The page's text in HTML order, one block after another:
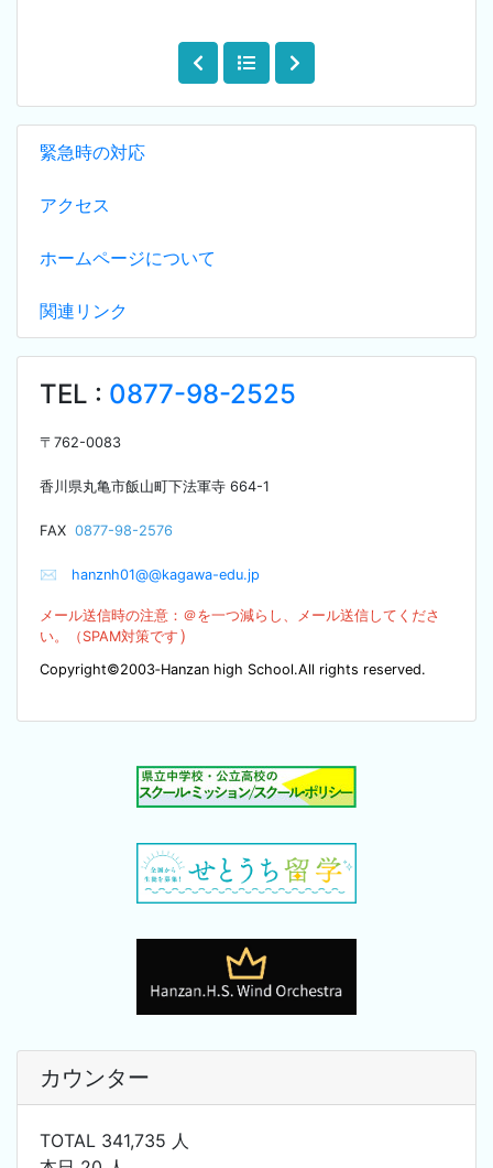
緊急時の対応
アクセス
ホームページについて
関連リンク
TEL : 0877-98-2525
〒 762-0083
香川県丸亀市飯山町下法軍寺 664-1
FAX 0877-98-2576
✉ hanznh01@@kagawa-edu.jp
メール送信時の注意：＠を一つ減らし、メール送信してくださ
い。（SPAM対策です ）
Copyright©2003‐Hanzan high School.All rights reserved.
カウンター
TOTAL 341,735 人